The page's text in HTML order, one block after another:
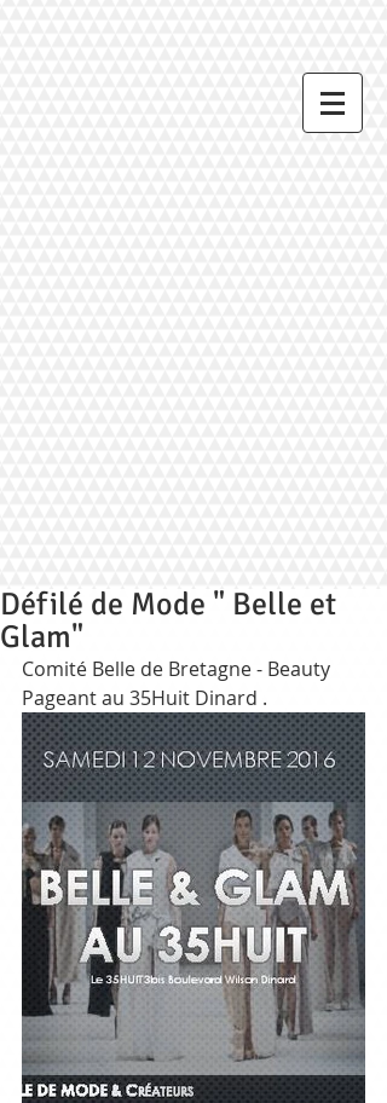
Défilé de Mode " Belle et
Glam"
Comité Belle de Bretagne - Beauty
Pageant au 35Huit Dinard .